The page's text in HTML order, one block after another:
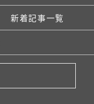
新着記事一覧